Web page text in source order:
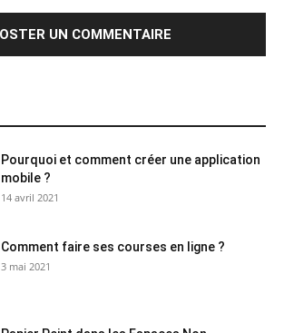
Pourquoi et comment créer une application
mobile ?
14 avril 2021
Comment faire ses courses en ligne ?
3 mai 2021